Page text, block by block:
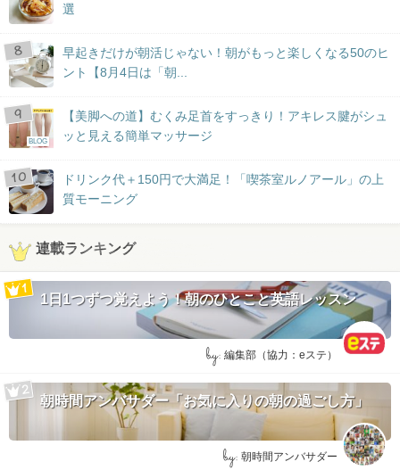
選
早起きだけが朝活じゃない！朝がもっと楽しくなる50のヒ
ント【8月4日は「朝...
BLOG
【美脚への道】むくみ足首をすっきり！アキレス腱がシュ
ッと見える簡単マッサージ
ドリンク代＋150円で大満足！「喫茶室ルノアール」の上
質モーニング
連載ランキング
1日1つずつ覚えよう！朝のひとこと英語レッスン
by: 編集部（協力：eステ）
朝時間アンバサダー「お気に入りの朝の過ごし方」
by: 朝時間アンバサダー